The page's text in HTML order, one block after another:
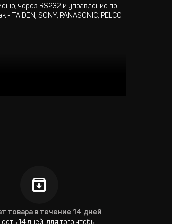
через RS232 и управление по
SONY, PANASONIC, PELCO
товара в течение 14 дней